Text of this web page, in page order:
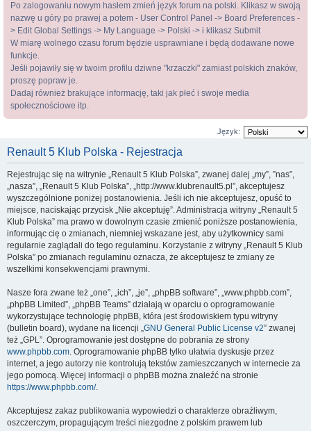
Po zalogowaniu nowym hasłem zmień język forum na polski. Klikasz w swoją
nazwę u góry po prawej a potem - User Control Panel -> Board Preferences -
> Edit Global Settings -> My Language -> Polski -> i klikasz Submit
W miarę wolnego czasu forum będzie usprawniane i będą dodawane nowe
funkcje.
Jeśli pojawiły się w twoim profilu dziwne "krzaczki" zamiast polskich znaków,
proszę popraw je.
Dadaj również brakujące informację, taki jak płeć i swoje media
społecznościowe itp.
Język:
Renault 5 Klub Polska - Rejestracja
Rejestrując się na witrynie „Renault 5 Klub Polska”, zwanej dalej „my”, ”nas”,
„nasza”, „Renault 5 Klub Polska”, „http://www.klubrenault5.pl”, akceptujesz
wyszczególnione poniżej postanowienia. Jeśli ich nie akceptujesz, opuść to
miejsce, naciskając przycisk „Nie akceptuję”. Administracja witryny „Renault 5
Klub Polska” ma prawo w dowolnym czasie zmienić poniższe postanowienia,
informując cię o zmianach, niemniej wskazane jest, aby użytkownicy sami
regularnie zaglądali do tego regulaminu. Korzystanie z witryny „Renault 5 Klub
Polska” po zmianach regulaminu oznacza, że akceptujesz te zmiany ze
wszelkimi konsekwencjami prawnymi.
Nasze fora zwane też „one”, „ich”, „je”, „phpBB software”, „www.phpbb.com”,
„phpBB Limited”, „phpBB Teams” działają w oparciu o oprogramowanie
wykorzystujące technologię phpBB, która jest środowiskiem typu witryny
(bulletin board), wydane na licencji „GNU General Public License v2” zwanej
też „GPL”. Oprogramowanie jest dostępne do pobrania ze strony
www.phpbb.com. Oprogramowanie phpBB tylko ułatwia dyskusje przez
internet, a jego autorzy nie kontrolują tekstów zamieszczanych w internecie za
jego pomocą. Więcej informacji o phpBB można znaleźć na stronie
https://www.phpbb.com/.
Akceptujesz zakaz publikowania wypowiedzi o charakterze obraźliwym,
oszczerczym, propagującym treści niezgodne z polskim prawem lub